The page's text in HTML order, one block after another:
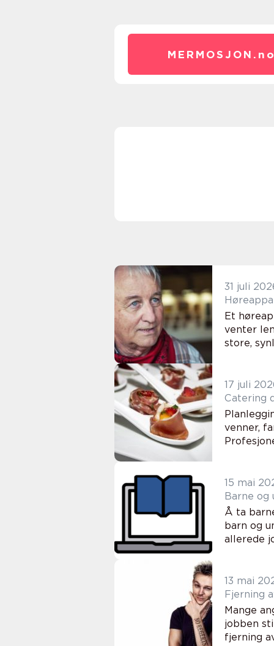
MERMOSJON.
31 juli
Et
venter
store,
17 juli
venner,
15 mai
Å ta
barn og
allerede
13 mai
Mange
jobben
fjerning